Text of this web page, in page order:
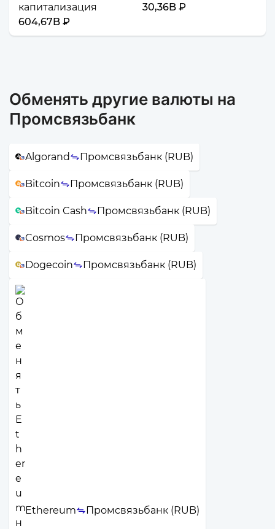
капитализация
604,67B ₽
30,36B ₽
Обменять другие валюты на
Промсвязьбанк
Algorand Промсвязьбанк (RUB)
Bitcoin Промсвязьбанк (RUB)
Bitcoin Cash Промсвязьбанк (RUB)
Cosmos Промсвязьбанк (RUB)
Dogecoin Промсвязьбанк (RUB)
Ethereum Промсвязьбанк (RUB)